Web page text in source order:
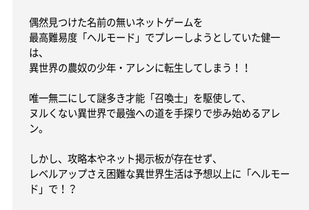
偶然見つけた名前の無いネットゲームを
最高難易度「ヘルモード」でプレーしようとしていた健一
は、
異世界の農奴の少年・アレンに転生してしまう！！
唯一無二にして謎多き才能「召喚士」を駆使して、
ヌルくない異世界で最強への道を手探りで歩み始めるアレ
ン。
しかし、攻略本やネット掲示板が存在せず、
レベルアップさえ困難な異世界生活は予想以上に「ヘルモー
ド」で！？